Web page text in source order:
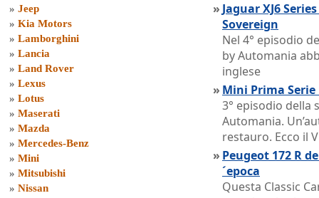
» Jeep
» Kia Motors
» Lamborghini
» Lancia
» Land Rover
» Lexus
» Lotus
» Maserati
» Mazda
» Mercedes-Benz
» Mini
» Mitsubishi
» Nissan
» Jaguar XJ6
Sovereign
Nel 4° episodio
by Automania
inglese
» Mini Prima
3° episodio della
Automania.
restauro. Ecco il
» Peugeot 172 R
´epoca
Questa Classic